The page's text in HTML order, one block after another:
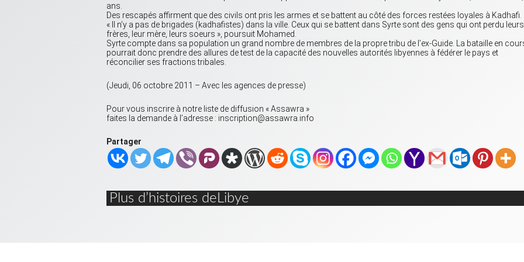
ans.
Des rescapés affirment que des civils ont pris les armes et se battent au côté des forces restées loyales à Kadhafi.
« Il n’y a pas de brigades (kadhafistes) dans la ville. Ceux qui se battent dans Syrte sont des gens qui ont perdu leurs
frères, leur mère, leurs soeurs », poursuit Mohamed.
Syrte compte dans sa population un grand nombre de membres de la propre tribu de l’ex-Guide. La bataille en
pourrait donc prendre des allures de test de la capacité des nouvelles autorités libyennes à fédérer le pays et
réconcilier ses fractions tribales.
(Jeudi, 06 octobre 2011 – Avec les agences de presse)
Pour vous inscrire à notre liste de diffusion « Assawra »
faites la demande à l’adresse : inscription@assawra.info
Partager
Plus d’histoires deLibye